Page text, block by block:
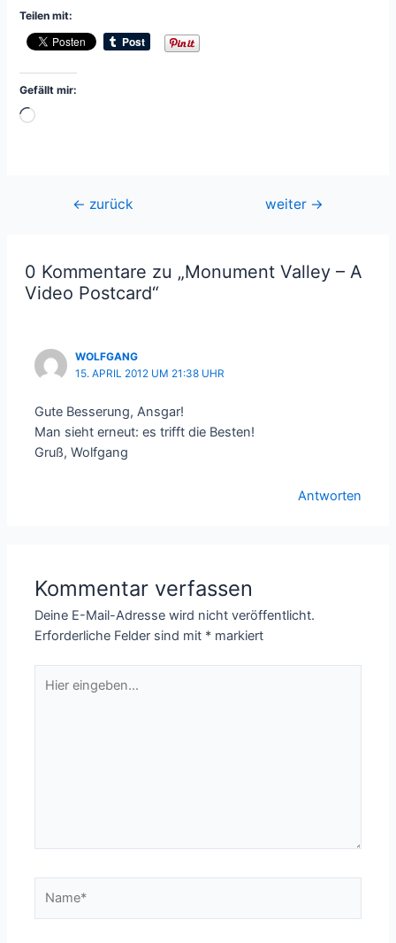
Teilen mit:
Gefällt mir:
Wird
Beitragsnavigation
← zurück weiter →
0 Kommentare zu „Monument Valley – A
Video Postcard“
WOLFGANG
15. APRIL 2012 UM 21:38 UHR
Gute Besserung, Ansgar!
Man sieht erneut: es trifft die Besten!
Gruß, Wolfgang
Antworten
Kommentar verfassen
Deine E-Mail-Adresse wird nicht veröffentlicht.
Erforderliche Felder sind mit * markiert
eingeben…